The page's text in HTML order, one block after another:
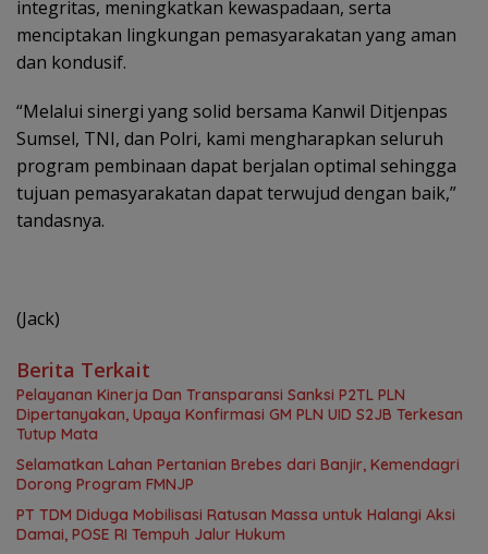
integritas, meningkatkan kewaspadaan, serta
menciptakan lingkungan pemasyarakatan yang aman
dan kondusif.
“Melalui sinergi yang solid bersama Kanwil Ditjenpas
Sumsel, TNI, dan Polri, kami mengharapkan seluruh
program pembinaan dapat berjalan optimal sehingga
tujuan pemasyarakatan dapat terwujud dengan baik,”
tandasnya.
(Jack)
Berita Terkait
Pelayanan Kinerja Dan Transparansi Sanksi P2TL PLN
Dipertanyakan, Upaya Konfirmasi GM PLN UID S2JB Terkesan
Tutup Mata
Selamatkan Lahan Pertanian Brebes dari Banjir, Kemendagri
Dorong Program FMNJP
PT TDM Diduga Mobilisasi Ratusan Massa untuk Halangi Aksi
Damai, POSE RI Tempuh Jalur Hukum